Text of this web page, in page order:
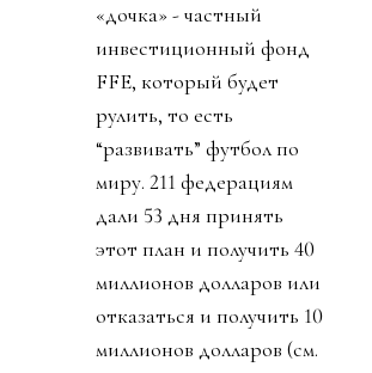
«дочка» - частный
инвестиционный фонд
FFE, который будет
рулить, то есть
“развивать” футбол по
миру. 211 федерациям
дали 53 дня принять
этот план и получить 40
миллионов долларов или
отказаться и получить 10
миллионов долларов (см.